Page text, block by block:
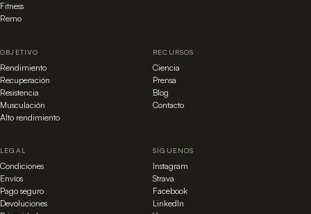
Fitness
Remo
OBJETIVO
Rendimiento
Recuperación
Resistencia
Musculación
Alto rendimiento
RECURSOS
Ciencia
Prensa
Blog
Contacto
LEGAL
Condiciones
Envíos
Pago seguro
Devoluciones
SÍGUENOS
Instagram
Strava
Facebook
LinkedIn